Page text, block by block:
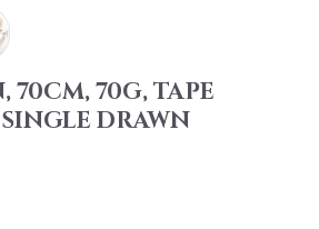
70CM, 70G, TAPE
DRAWN